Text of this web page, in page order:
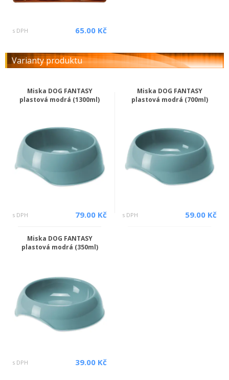
s DPH 65.00 Kč
Varianty produktu
Miska DOG FANTASY
plastová modrá (1300ml)
s DPH 79.00 Kč
Miska DOG FANTASY
plastová modrá (700ml)
s DPH 59.00 Kč
Miska DOG FANTASY
plastová modrá (350ml)
s DPH 39.00 Kč